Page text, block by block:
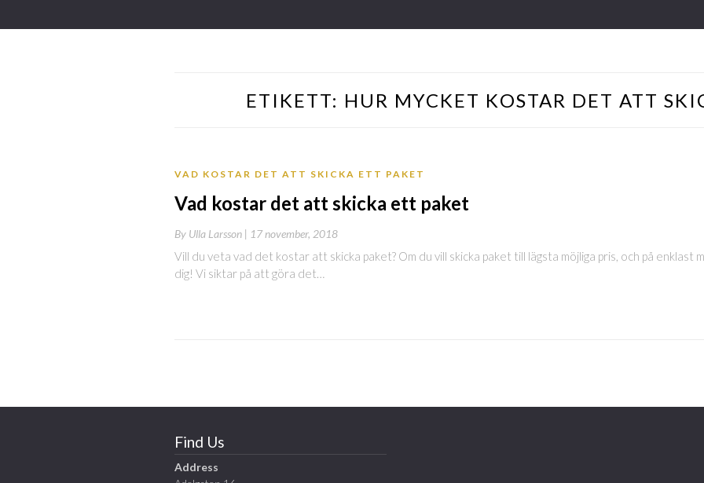
ETIKETT: HUR MYCKET KOSTAR DET ATT
VAD KOSTAR DET ATT SKICKA ETT PAKET
Vad kostar det att skicka ett paket
By Ulla Larsson | 17 november, 2018
Vill du veta vad det kostar att skicka paket? Om du vill skicka paket till lägsta möjliga pris, och på
dig! Vi siktar på att göra det…
Find Us
Address